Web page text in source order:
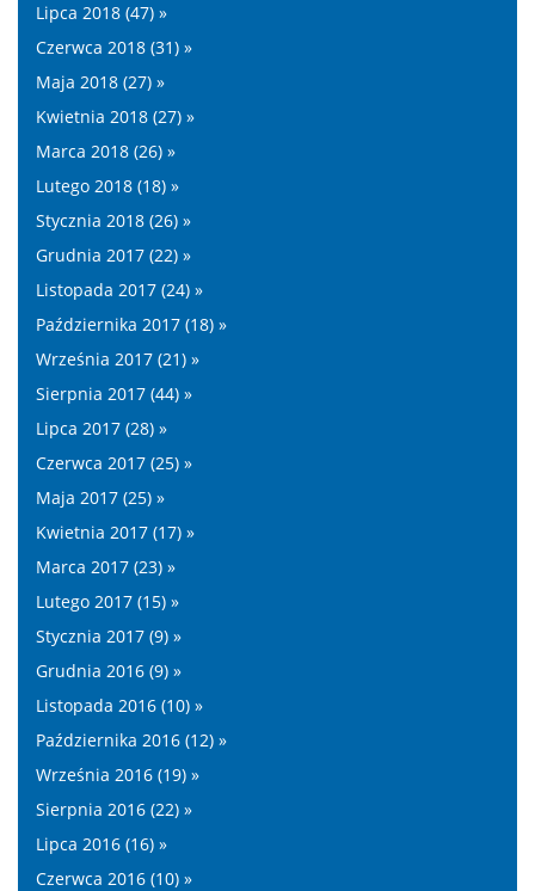
Lipca 2018 (47) »
Czerwca 2018 (31) »
Maja 2018 (27) »
Kwietnia 2018 (27) »
Marca 2018 (26) »
Lutego 2018 (18) »
Stycznia 2018 (26) »
Grudnia 2017 (22) »
Listopada 2017 (24) »
Października 2017 (18) »
Września 2017 (21) »
Sierpnia 2017 (44) »
Lipca 2017 (28) »
Czerwca 2017 (25) »
Maja 2017 (25) »
Kwietnia 2017 (17) »
Marca 2017 (23) »
Lutego 2017 (15) »
Stycznia 2017 (9) »
Grudnia 2016 (9) »
Listopada 2016 (10) »
Października 2016 (12) »
Września 2016 (19) »
Sierpnia 2016 (22) »
Lipca 2016 (16) »
Czerwca 2016 (10) »